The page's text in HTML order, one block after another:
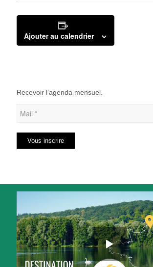
Ajouter au calendrier
Recevoir l’agenda mensuel.